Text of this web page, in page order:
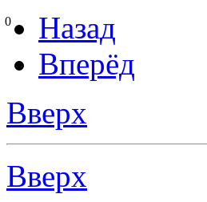
0
Назад
Вперёд
Вверх
Вверх